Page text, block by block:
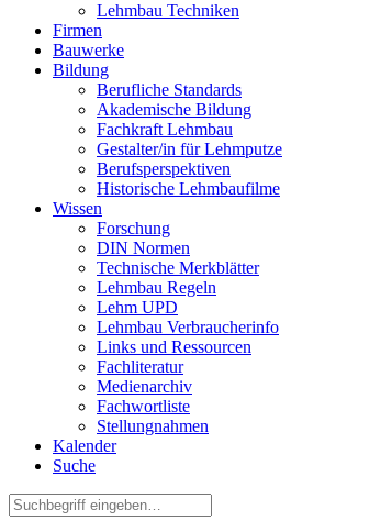
Lehmbau Techniken
Firmen
Bauwerke
Bildung
Berufliche Standards
Akademische Bildung
Fachkraft Lehmbau
Gestalter/in für Lehmputze
Berufsperspektiven
Historische Lehmbaufilme
Wissen
Forschung
DIN Normen
Technische Merkblätter
Lehmbau Regeln
Lehm UPD
Lehmbau Verbraucherinfo
Links und Ressourcen
Fachliteratur
Medienarchiv
Fachwortliste
Stellungnahmen
Kalender
Suche